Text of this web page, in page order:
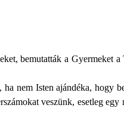
bemutatták a Gyermeket
nem Isten ajándéka, hogy
veszünk, esetleg